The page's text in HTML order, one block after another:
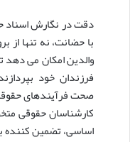
دقت در نگارش اسناد
با حضانت، نه تنها از
والدین امکان می دهد
فرزندان خود
صحت فرآیندهای
کارشناسان حقوقی
اساسی، تضمین کننده